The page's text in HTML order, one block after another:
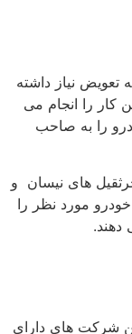
تعویض نیاز داشته
کار را انجام می
را به صاحب
های نیسان و
مورد نظر را
دهند.
شرکت‌ های دارای